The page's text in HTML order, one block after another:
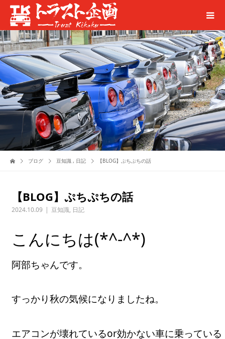
ブログ 豆知識 , 日記 【BLOG】ぷちぷちの話
【BLOG】ぷちぷちの話
2024.10.09 豆知識, 日記
こんにちは(*^-^*)
阿部ちゃんです。
すっかり秋の気候になりましたね。
エアコンが壊れているor効かない車に乗っている